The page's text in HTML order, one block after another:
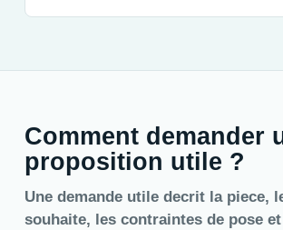
Comment demander
proposition utile ?
Une demande utile decrit la piece,
souhaite, les contraintes de pose